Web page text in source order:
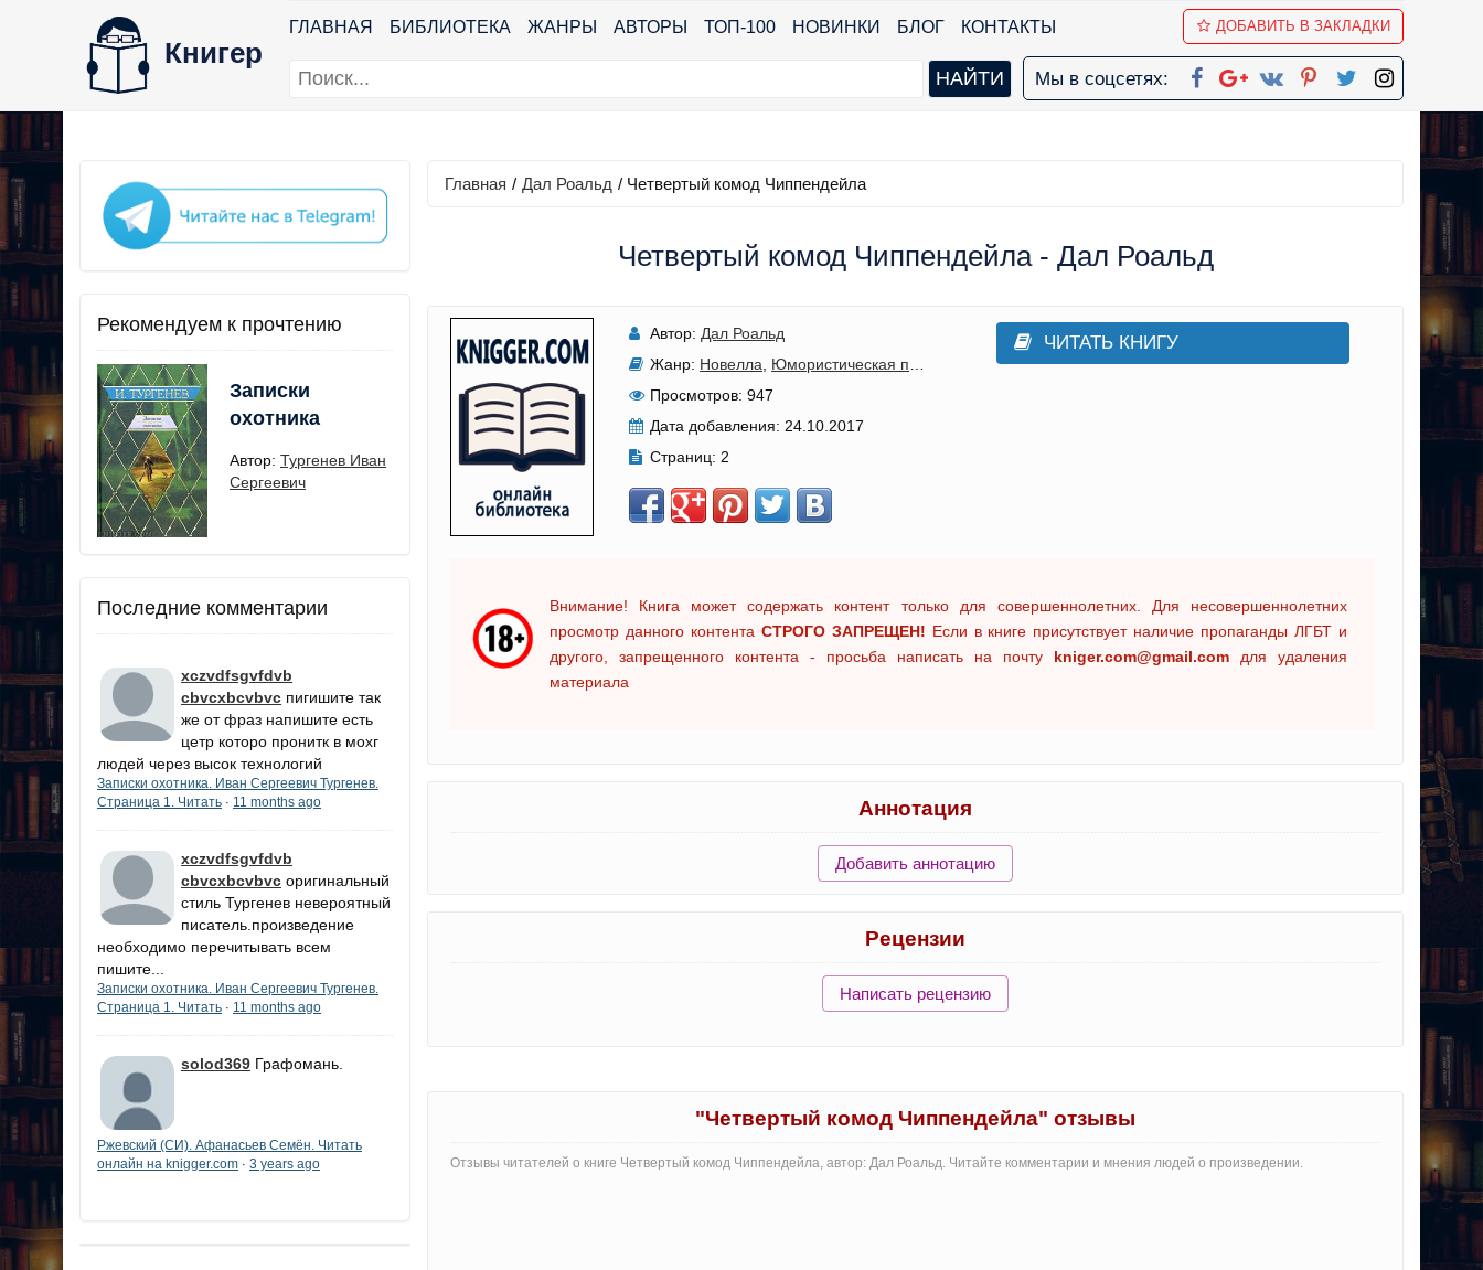
Книгер
ГЛАВНАЯ БИБЛИОТЕКА ЖАНРЫ АВТОРЫ ТОП-100 НОВИНКИ БЛОГ КОНТАКТЫ ДОБАВИТЬ В ЗАКЛАДКИ
Мы в соцсетях:
Рекомендуем к прочтению
Записки
охотника
Автор: Тургенев Иван
Сергеевич
Последние комментарии
xczvdfsgvfdvb
cbvcxbcvbvc пигишите так
же от фраз напишите есть
цетр которо пронитк в мохг
людей через высок технологий
Записки охотника. Иван Сергеевич Тургенев.
Страница 1. Читать · 11 months ago
xczvdfsgvfdvb
cbvcxbcvbvc оригинальный
стиль Тургенев невероятный
писатель.произведение
необходимо перечитывать всем
пишите...
Записки охотника. Иван Сергеевич Тургенев.
Страница 1. Читать · 11 months ago
solod369 Графомань.
Ржевский (СИ). Афанасьев Семён. Читать
онлайн на knigger.com · 3 years ago
Главная / Дал Роальд / Четвертый комод Чиппендейла
Четвертый комод Чиппендейла - Дал Роальд
Автор: Дал Роальд
Жанр: Новелла
Юмористическая проза
Просмотров: 947
Дата добавления: 24.10.2017
Страниц: 2
ЧИТАТЬ КНИГУ
Внимание! Книга может содержать контент только для совершеннолетних. Для несовершеннолетних
просмотр данного контента СТРОГО ЗАПРЕЩЕН! Если в книге присутствует наличие пропаганды ЛГБТ и
другого, запрещенного контента - просьба написать на почту kniger.com@gmail.com для удаления
материала
Аннотация
Добавить аннотацию
Рецензии
Написать рецензию
"Четвертый комод Чиппендейла" отзывы
Отзывы читателей о книге Четвертый комод Чиппендейла, автор: Дал Роальд. Читайте комментарии и мнения людей о произведении.